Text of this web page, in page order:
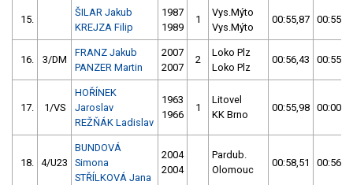
15.
ŠILAR Jakub
KREJZA Filip
1987
1989
1
Vys.Mýto
Vys.Mýto
00:55,87
16. 3/DM
FRANZ Jakub
PANZER Martin
2007
2007
2
Loko Plz
Loko Plz
00:56,43
17. 1/VS
HOŘÍNEK
Jaroslav
REŽŇÁK Ladislav
1963
1966
1
Litovel
KK Brno
00:55,98
18. 4/U23
BUNDOVÁ
Simona
STŘÍLKOVÁ Jana
2004
2004
Pardub.
Olomouc
00:58,51